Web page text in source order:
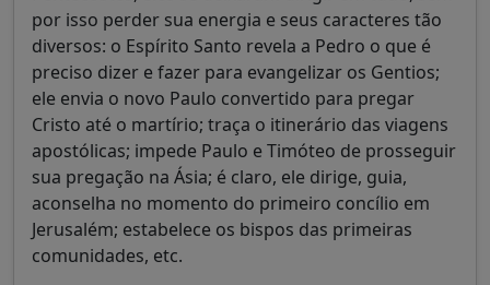
por isso perder sua energia e seus caracteres tão
diversos: o Espírito Santo revela a Pedro o que é
preciso dizer e fazer para evangelizar os Gentios;
ele envia o novo Paulo convertido para pregar
Cristo até o martírio; traça o itinerário das viagens
apostólicas; impede Paulo e Timóteo de prosseguir
sua pregação na Ásia; é claro, ele dirige, guia,
aconselha no momento do primeiro concílio em
Jerusalém; estabelece os bispos das primeiras
comunidades, etc.